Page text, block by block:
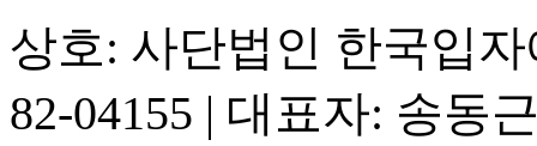
상호: 사단법인 한국입
82-04155 | 대표자: 송동